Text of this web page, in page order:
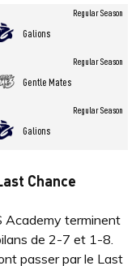
Galions
Regular Season
Gentle Mates
Regular Season
Galions
Regular Season
Chance
Academy terminent
de 2-7 et 1-8.
passer par le Last